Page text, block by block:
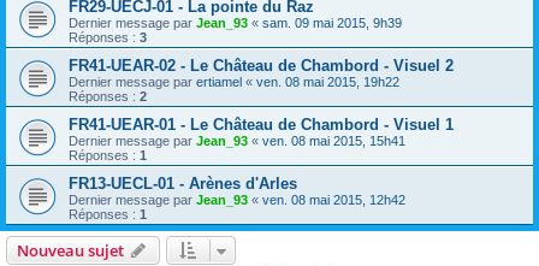
FR29-UECJ-01 - La pointe du Raz
Dernier message par Jean_93 « sam. 09 mai 2015, 9h39
Réponses : 3
FR41-UEAR-02 - Le Château de Chambord - Visuel 2
Dernier message par ertiamel « ven. 08 mai 2015, 19h22
Réponses : 2
FR41-UEAR-01 - Le Château de Chambord - Visuel 1
Dernier message par Jean_93 « ven. 08 mai 2015, 15h41
Réponses : 1
FR13-UECL-01 - Arènes d'Arles
Dernier message par Jean_93 « ven. 08 mai 2015, 12h42
Réponses : 1
Nouveau sujet